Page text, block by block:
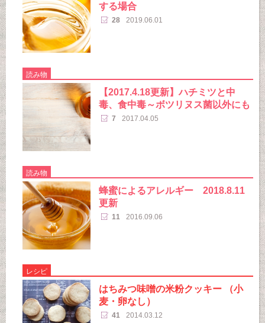
する場合
28 2019.06.01
読み物
【2017.4.18更新】ハチミツと中
毒、食中毒～ボツリヌス菌以外にも
7 2017.04.05
読み物
蜂蜜によるアレルギー 2018.8.11
更新
11 2016.09.06
レシピ
はちみつ味噌の米粉クッキー （小
麦・卵なし）
41 2014.03.12